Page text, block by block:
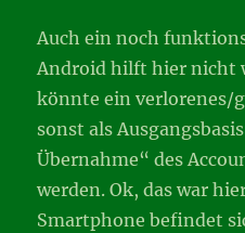
Auch ein noch
Android hilft hier nicht
könnte ein verlorenes/
sonst als
Übernahme“ des
werden. Ok, das war
Smartphone befindet